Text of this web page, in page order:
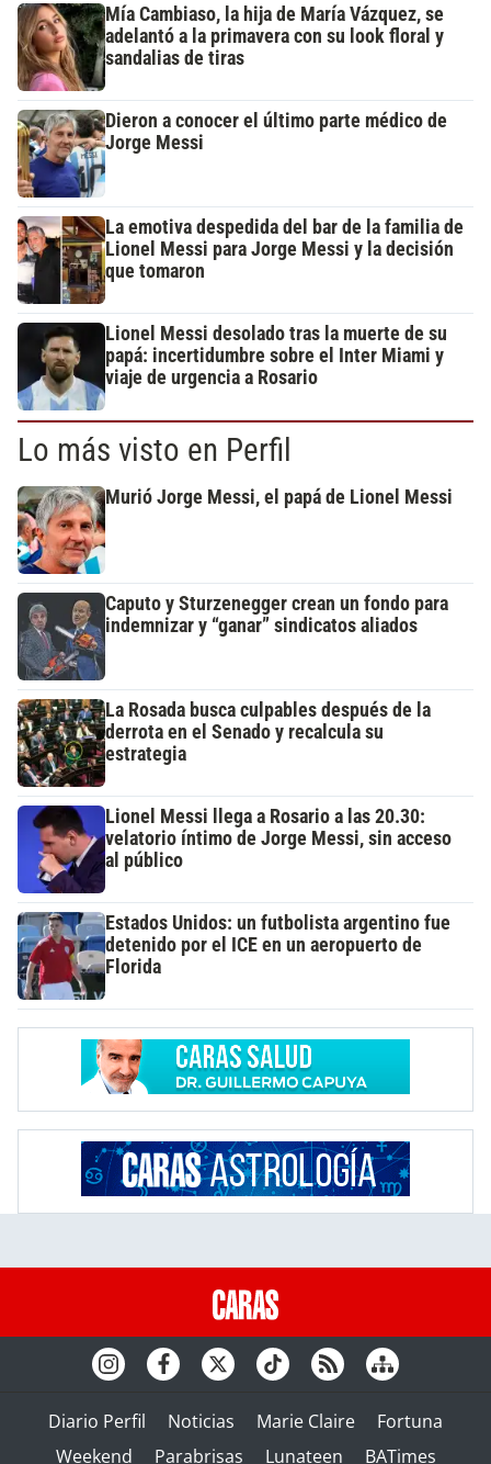
Mía Cambiaso, la hija de María Vázquez, se
adelantó a la primavera con su look floral y
sandalias de tiras
Dieron a conocer el último parte médico de
Jorge Messi
La emotiva despedida del bar de la familia de
Lionel Messi para Jorge Messi y la decisión
que tomaron
Lionel Messi desolado tras la muerte de su
papá: incertidumbre sobre el Inter Miami y
viaje de urgencia a Rosario
Lo más visto en Perfil
Murió Jorge Messi, el papá de Lionel Messi
Caputo y Sturzenegger crean un fondo para
indemnizar y “ganar” sindicatos aliados
La Rosada busca culpables después de la
derrota en el Senado y recalcula su
estrategia
Lionel Messi llega a Rosario a las 20.30:
velatorio íntimo de Jorge Messi, sin acceso
al público
Estados Unidos: un futbolista argentino fue
detenido por el ICE en un aeropuerto de
Florida
Diario Perfil Noticias Marie Claire
Fortuna
Weekend
Parabrisas Lunateen BATimes